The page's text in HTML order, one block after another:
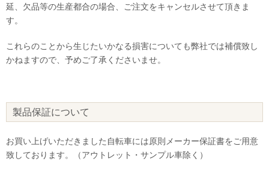
延、欠品等の生産都合の場合、ご注文をキャンセルさせて頂きま
す。
これらのことから生じたいかなる損害についても弊社では補償致し
かねますので、予めご了承くださいませ。
製品保証について
お買い上げいただきました自転車には原則メーカー保証書をご用意
致しております。（アウトレット・サンプル車除く）